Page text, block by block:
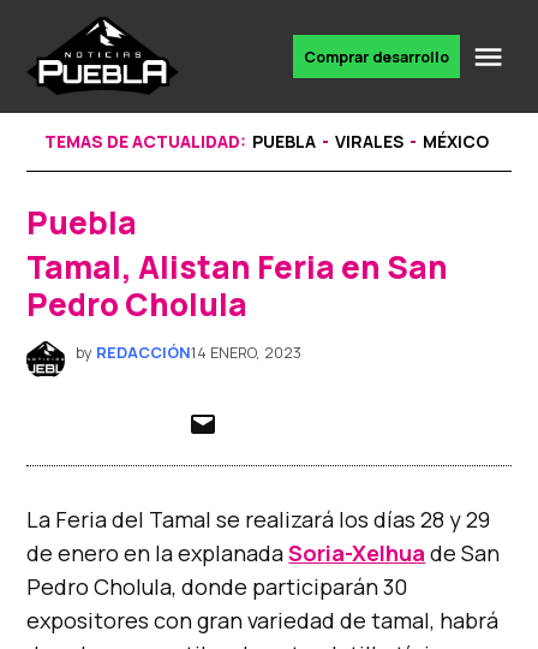
content
noticias
Comprar desarrollo
TEMAS DE ACTUALIDAD: PUEBLA VIRALES MÉXICO
POSTED
IN
Puebla
Tamal, Alistan Feria en San
Pedro Cholula
by REDACCIÓN14 ENERO, 2023
La Feria del Tamal se realizará los días 28 y 29
de enero en la explanadaSoria-Xelhua de San
Pedro Cholula, donde participarán 30
expositores con gran variedad de tamal, habrá